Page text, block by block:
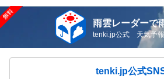
雨雲レーダーで
tenki.jp公式 天気予報
tenki.jp公式